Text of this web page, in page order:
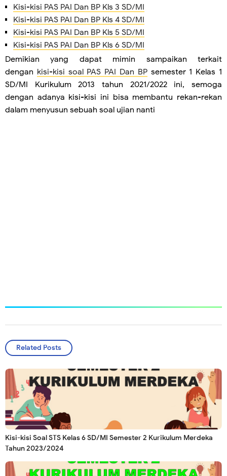
Kisi-kisi PAS PAI Dan BP Kls 3 SD/MI
Kisi-kisi PAS PAI Dan BP Kls 4 SD/MI
Kisi-kisi PAS PAI Dan BP Kls 5 SD/MI
Kisi-kisi PAS PAI Dan BP Kls 6 SD/MI
Demikian yang dapat mimin sampaikan terkait
dengan kisi-kisi soal PAS PAI Dan BPsemester 1 Kelas 1
SD/MI Kurikulum 2013 tahun 2021/2022 ini, semoga
dengan adanya kisi-kisi ini bisa membantu rekan-rekan
dalam menyusun sebuah soal ujian nanti
Related Posts
Kisi-kisi Soal STS Kelas 6 SD/MI Semester 2 Kurikulum Merdeka
Tahun 2023/2024